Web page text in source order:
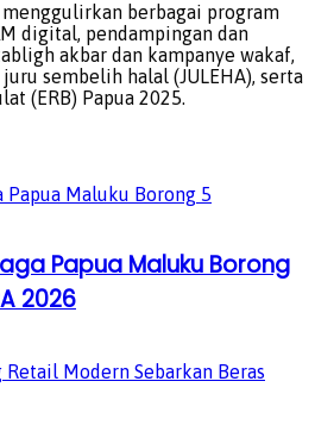
berbagai program
digital, pendampingan dan
akbar dan kampanye wakaf,
sembelih halal (JULEHA), serta
(ERB) Papua 2025.
Papua Maluku Borong
2026